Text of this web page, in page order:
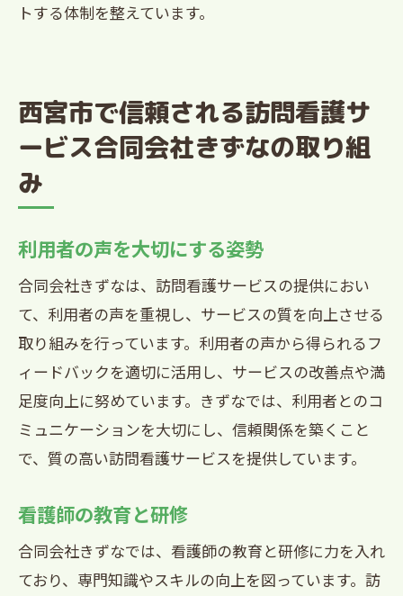
トする体制を整えています。
西宮市で信頼される訪問看護サ
ービス合同会社きずなの取り組
み
利用者の声を大切にする姿勢
合同会社きずなは、訪問看護サービスの提供におい
て、利用者の声を重視し、サービスの質を向上させる
取り組みを行っています。利用者の声から得られるフ
ィードバックを適切に活用し、サービスの改善点や満
足度向上に努めています。きずなでは、利用者とのコ
ミュニケーションを大切にし、信頼関係を築くこと
で、質の高い訪問看護サービスを提供しています。
看護師の教育と研修
合同会社きずなでは、看護師の教育と研修に力を入れ
ており、専門知識やスキルの向上を図っています。訪